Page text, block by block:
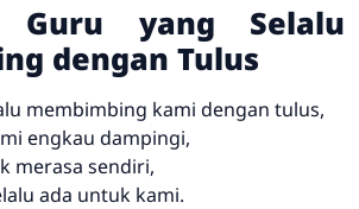
Guru yang Selalu
dengan Tulus
membimbing kami dengan tulus,
engkau dampingi,
merasa sendiri,
ada untuk kami.